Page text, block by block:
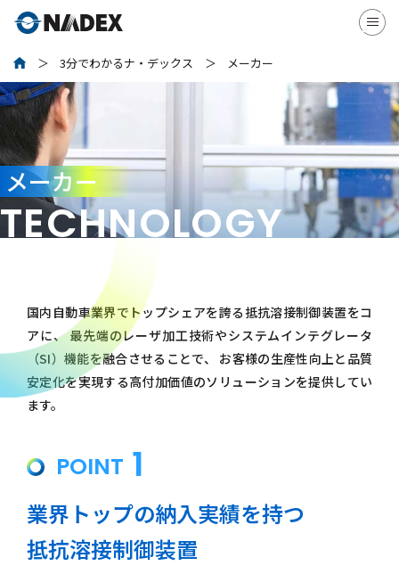
3分でわかるナ・デックス メーカー
メーカー
TECHNOLOGY
国内自動車業界でトップシェアを誇る抵抗溶接制御装置をコ
アに、最先端のレーザ加工技術やシステムインテグレータ
（SI）機能を融合させることで、
お客様の生産性向上と品質
安定化を実現する高付加価値のソリューションを提供してい
ます。
POINT 1
業界トップの納入実績を持つ
抵抗溶接制御装置